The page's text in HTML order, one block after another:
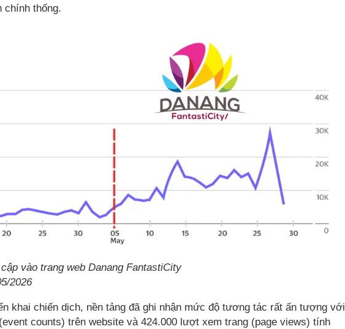
chính thống.
vào trang web Danang FantastiCity
2026
khai chiến dịch, nền tảng đã ghi nhận mức độ tương tác rất ấn tượng với
counts) trên website và 424.000 lượt xem trang (page views) tính